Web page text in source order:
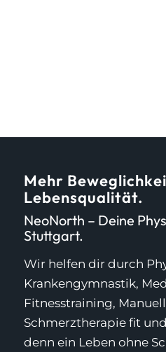
Mehr
Lebensqualität.
NeoNorth – Deine
Stuttgart.
Wir helfen dir durch
Krankengymnastik,
Fitnesstraining,
Schmerztherapie fit
denn ein Leben ohne